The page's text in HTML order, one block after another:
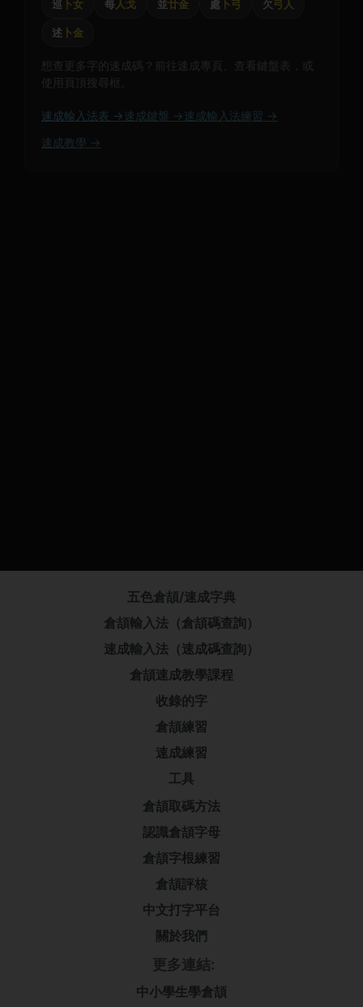
巡 卜女 每人戈 並廿金 處 卜弓 欠弓人
述 卜金
想查更多字的速成碼？前往速成專頁、查看鍵盤表，或
使用頁頂搜尋框。
速成輸入法表 → 速成鍵盤 → 速成輸入法練習 →
速成教學 →
五色倉頡/速成字典
倉頡輸入法（倉頡碼查詢）
速成輸入法（速成碼查詢）
倉頡速成教學課程
收錄的字
倉頡練習
速成練習
工具
倉頡取碼方法
認識倉頡字母
倉頡字根練習
倉頡評核
中文打字平台
關於我們
更多連結:
中小學生學倉頡